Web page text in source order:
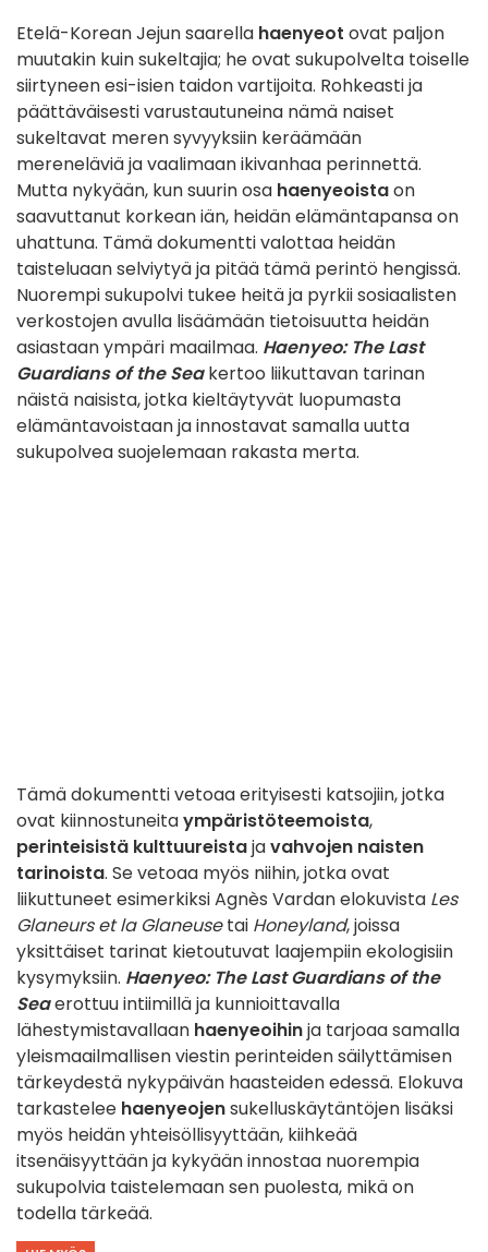
Etelä-Korean Jejun saarella haenyeot ovat paljon
muutakin kuin sukeltajia; he ovat sukupolvelta toiselle
siirtyneen esi-isien taidon vartijoita. Rohkeasti ja
päättäväisesti varustautuneina nämä naiset
sukeltavat meren syvyyksiin keräämään
mereneläviä ja vaalimaan ikivanhaa perinnettä.
Mutta nykyään, kun suurin osa haenyeoistaon
saavuttanut korkean iän, heidän elämäntapansa on
uhattuna. Tämä dokumentti valottaa heidän
taisteluaan selviytyä ja pitää tämä perintö hengissä.
Nuorempi sukupolvi tukee heitä ja pyrkii sosiaalisten
verkostojen avulla lisäämään tietoisuutta heidän
asiastaan ympäri maailmaa. Haenyeo: The Last
Guardians of the Seakertoo liikuttavan tarinan
näistä naisista, jotka kieltäytyvät luopumasta
elämäntavoistaan ja innostavat samalla uutta
sukupolvea suojelemaan rakasta merta.
Tämä dokumentti vetoaa erityisesti katsojiin, jotka
ovat kiinnostuneitaympäristöteemoista,
perinteisistä kulttuureistajavahvojen naisten
tarinoista. Se vetoaa myös niihin, jotka ovat
liikuttuneet esimerkiksi Agnès Vardan elokuvista Les
Glaneurs et la Glaneusetai Honeyland, joissa
yksittäiset tarinat kietoutuvat laajempiin ekologisiin
kysymyksiin. Haenyeo: The Last Guardians of the
Seaerottuu intiimillä ja kunnioittavalla
lähestymistavallaan haenyeoihinja tarjoaa samalla
yleismaailmallisen viestin perinteiden säilyttämisen
tärkeydestä nykypäivän haasteiden edessä. Elokuva
tarkastelee haenyeojensukelluskäytäntöjen lisäksi
myös heidän yhteisöllisyyttään, kiihkeää
itsenäisyyttään ja kykyään innostaa nuorempia
sukupolvia taistelemaan sen puolesta, mikä on
todella tärkeää.